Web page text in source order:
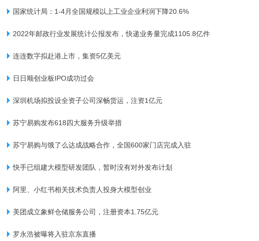
国家统计局：1-4月全国规模以上工业企业利润下降20.6%
2022年邮政行业发展统计公报发布，快递业务量完成1105.8亿件
连连数字拟赴港上市，集资5亿美元
日日顺创业板IPO成功过会
深圳机场拟投设全资子公司深畅货运，注资1亿元
苏宁易购发布618四大服务升级举措
苏宁易购与饿了么达成战略合作，全国600家门店完成入驻
快手已组建大模型研发团队，暂时没有对外发布计划
阿里、小红书相关技术负责人投身大模型创业
美团成立象鲜仓储服务公司，注册资本1.75亿元
罗永浩被曝将入驻京东直播